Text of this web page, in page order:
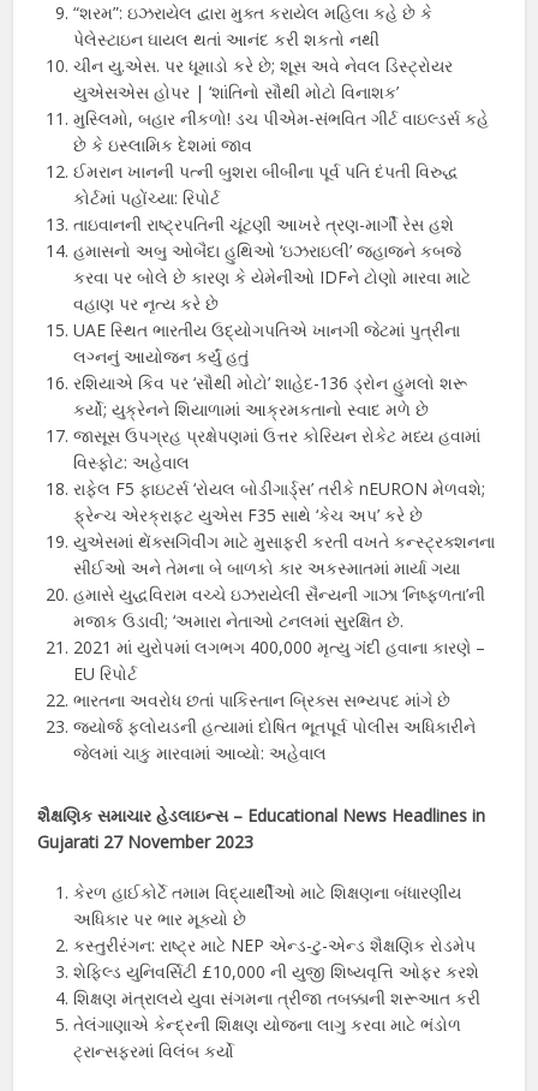
“શરમ”: ઇઝરાયેલ દ્વારા મુક્ત કરાયેલ મહિલા કહે છે કે
પેલેસ્ટાઇન ઘાયલ થતાં આનંદ કરી શકતો નથી
ચીન યુ.એસ. પર ધૂમાડો કરે છે; શૂસ અવે નેવલ ડિસ્ટ્રોયર
યુએસએસ હોપર | ‘શાંતિનો સૌથી મોટો વિનાશક’
મુસ્લિમો, બહાર નીકળો! ડચ પીએમ-સંભવિત ગીર્ટ વાઇલ્ડર્સ કહે
છે કે ઇસ્લામિક દેશમાં જાવ
ઈમરાન ખાનની પત્ની બુશરા બીબીના પૂર્વ પતિ દંપતી વિરુદ્ધ
કોર્ટમાં પહોંચ્યા: રિપોર્ટ
તાઇવાનની રાષ્ટ્રપતિની ચૂંટણી આખરે ત્રણ-માર્ગી રેસ હશે
હમાસનો અબુ ઓબૈદા હુથિઓ ‘ઇઝરાઇલી’ જહાજને કબજે
કરવા પર બોલે છે કારણ કે યેમેનીઓ IDFને ટોણો મારવા માટે
વહાણ પર નૃત્ય કરે છે
UAE સ્થિત ભારતીય ઉદ્યોગપતિએ ખાનગી જેટમાં પુત્રીના
લગ્નનું આયોજન કર્યું હતું
રશિયાએ કિવ પર ‘સૌથી મોટો’ શાહેદ-136 ડ્રોન હુમલો શરૂ
કર્યો; યુક્રેનને શિયાળામાં આક્રમકતાનો સ્વાદ મળે છે
જાસૂસ ઉપગ્રહ પ્રક્ષેપણમાં ઉત્તર કોરિયન રોકેટ મધ્ય હવામાં
વિસ્ફોટ: અહેવાલ
રાફેલ F5 ફાઇટર્સ ‘રોયલ બોડીગાર્ડ્સ’ તરીકે nEURON મેળવશે;
ફ્રેન્ચ એરક્રાફ્ટ યુએસ F35 સાથે ‘કેચ અપ’ કરે છે
યુએસમાં થેંક્સગિવીંગ માટે મુસાફરી કરતી વખતે કન્સ્ટ્રક્શનના
સીઈઓ અને તેમના બે બાળકો કાર અકસ્માતમાં માર્યા ગયા
હમાસે યુદ્ધવિરામ વચ્ચે ઇઝરાયેલી સૈન્યની ગાઝા ‘નિષ્ફળતા’ની
મજાક ઉડાવી; ‘અમારા નેતાઓ ટનલમાં સુરક્ષિત છે.
2021 માં યુરોપમાં લગભગ 400,000 મૃત્યુ ગંદી હવાના કારણે –
EU રિપોર્ટ
ભારતના અવરોધ છતાં પાકિસ્તાન બ્રિક્સ સભ્યપદ માંગે છે
જ્યોર્જ ફ્લોયડની હત્યામાં દોષિત ભૂતપૂર્વ પોલીસ અધિકારીને
જેલમાં ચાકુ મારવામાં આવ્યો: અહેવાલ
શૈક્ષણિક સમાચાર હેડલાઇન્સ – Educational News Headlines in
Gujarati 27 November 2023
કેરળ હાઈકોર્ટે તમામ વિદ્યાર્થીઓ માટે શિક્ષણના બંધારણીય
અધિકાર પર ભાર મૂક્યો છે
કસ્તુરીરંગન: રાષ્ટ્ર માટે NEP એન્ડ-ટુ-એન્ડ શૈક્ષણિક રોડમેપ
શેફિલ્ડ યુનિવર્સિટી £10,000 ની યુજી શિષ્યવૃત્તિ ઓફર કરશે
શિક્ષણ મંત્રાલયે યુવા સંગમના ત્રીજા તબક્કાની શરૂઆત કરી
તેલંગાણાએ કેન્દ્રની શિક્ષણ યોજના લાગુ કરવા માટે ભંડોળ
ટ્રાન્સફરમાં વિલંબ કર્યો